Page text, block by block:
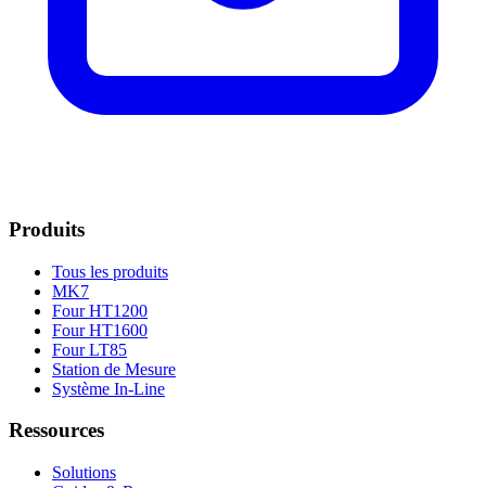
Produits
Tous les produits
MK7
Four HT1200
Four HT1600
Four LT85
Station de Mesure
Système In-Line
Ressources
Solutions